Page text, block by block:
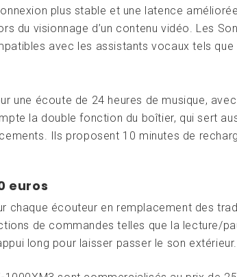
plus stable et une latence
du visionnage d’un contenu vidéo. Les
avec les assistants vocaux tels que
une écoute de 24 heures de musique,
la double fonction du boîtier, qui sert
Ils proposent 10 minutes de
euros
chaque écouteur en remplacement des
de commandes telles que la lecture/
long pour laisser passer le son extérieur.